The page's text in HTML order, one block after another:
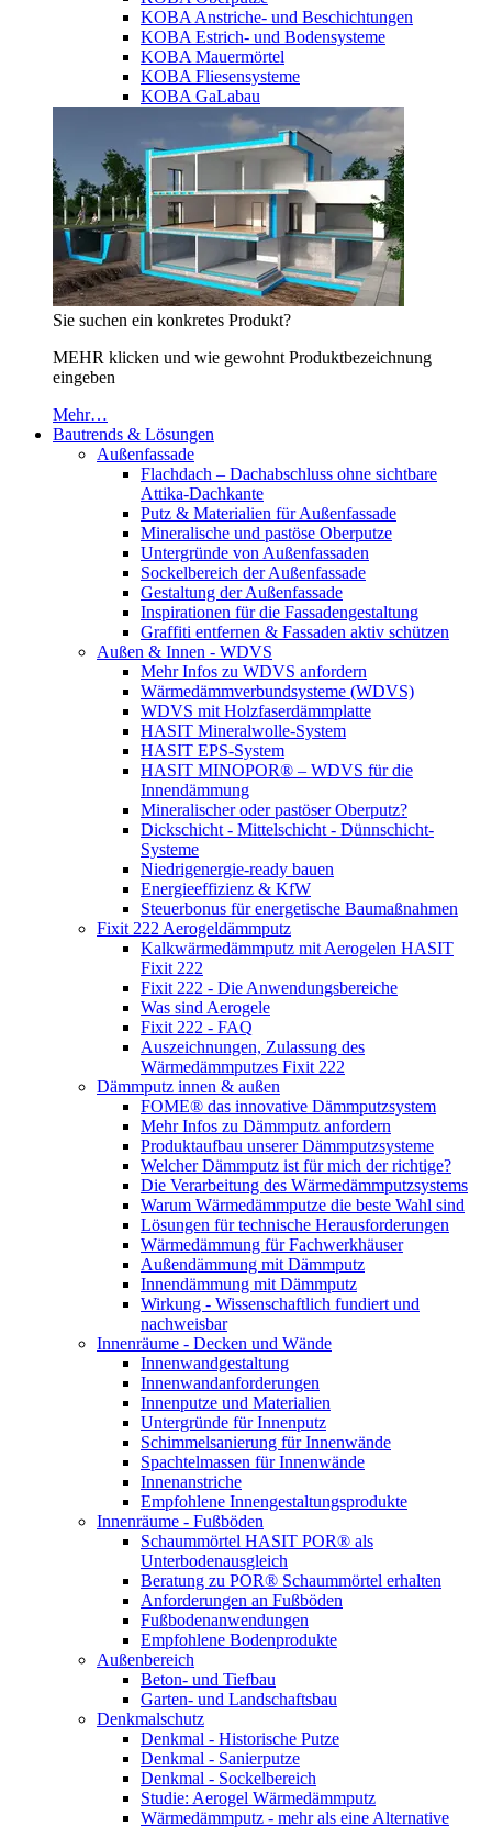
KOBA Anstriche- und Beschichtungen
KOBA Estrich- und Bodensysteme
KOBA Mauermörtel
KOBA Fliesensysteme
KOBA GaLabau
Sie suchen ein konkretes Produkt?
MEHR klicken und wie gewohnt Produktbezeichnung
eingeben
Mehr…
Bautrends & Lösungen
Außenfassade
Flachdach – Dachabschluss ohne sichtbare
Attika-Dachkante
Putz & Materialien für Außenfassade
Mineralische und pastöse Oberputze
Untergründe von Außenfassaden
Sockelbereich der Außenfassade
Gestaltung der Außenfassade
Inspirationen für die Fassadengestaltung
Graffiti entfernen & Fassaden aktiv schützen
Außen & Innen - WDVS
Mehr Infos zu WDVS anfordern
Wärmedämmverbundsysteme (WDVS)
WDVS mit Holzfaserdämmplatte
HASIT Mineralwolle-System
HASIT EPS-System
HASIT MINOPOR® – WDVS für die
Innendämmung
Mineralischer oder pastöser Oberputz?
Dickschicht - Mittelschicht - Dünnschicht-
Systeme
Niedrigenergie-ready bauen
Energieeffizienz & KfW
Steuerbonus für energetische Baumaßnahmen
Fixit 222 Aerogeldämmputz
Kalkwärmedämmputz mit Aerogelen HASIT
Fixit 222
Fixit 222 - Die Anwendungsbereiche
Was sind Aerogele
Fixit 222 - FAQ
Auszeichnungen, Zulassung des
Wärmedämmputzes Fixit 222
Dämmputz innen & außen
FOME® das innovative Dämmputzsystem
Mehr Infos zu Dämmputz anfordern
Produktaufbau unserer Dämmputzsysteme
Welcher Dämmputz ist für mich der richtige?
Die Verarbeitung des Wärmedämmputzsystems
Warum Wärmedämmputze die beste Wahl sind
Lösungen für technische Herausforderungen
Wärmedämmung für Fachwerkhäuser
Außendämmung mit Dämmputz
Innendämmung mit Dämmputz
Wirkung - Wissenschaftlich fundiert und
nachweisbar
Innenräume - Decken und Wände
Innenwandgestaltung
Innenwandanforderungen
Innenputze und Materialien
Untergründe für Innenputz
Schimmelsanierung für Innenwände
Spachtelmassen für Innenwände
Innenanstriche
Empfohlene Innengestaltungsprodukte
Innenräume - Fußböden
Schaummörtel HASIT POR® als
Unterbodenausgleich
Beratung zu POR® Schaummörtel erhalten
Anforderungen an Fußböden
Fußbodenanwendungen
Empfohlene Bodenprodukte
Außenbereich
Beton- und Tiefbau
Garten- und Landschaftsbau
Denkmalschutz
Denkmal - Historische Putze
Denkmal - Sanierputze
Denkmal - Sockelbereich
Studie: Aerogel Wärmedämmputz
Wärmedämmputz - mehr als eine Alternative